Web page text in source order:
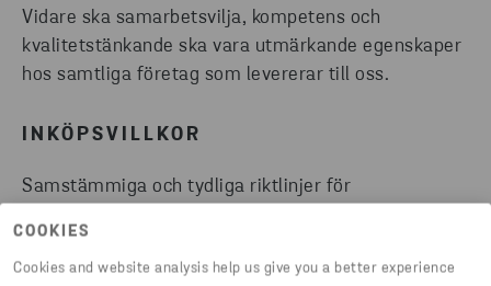
COOKIES
Cookies and website analysis help us give you a better experience
Vidare ska samarbetsvilja, kompetens och
kvalitetstänkande ska vara utmärkande egenskaper
hos samtliga företag som levererar till oss.
INKÖPSVILLKOR
Samstämmiga och tydliga riktlinjer för
Det förenklar rutinerna i det dagliga arbetet och
harmoniserar relationerna mellan köpare och